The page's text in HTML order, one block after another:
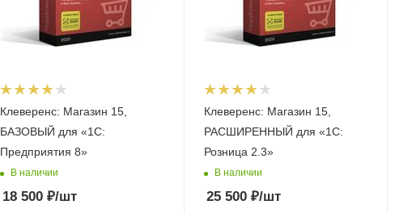
Клеверенс: Магазин 15,
БАЗОВЫЙ для «1С:
Предприятия 8»
В наличии
18 500 ₽/шт
Клеверенс: Магазин 15,
РАСШИРЕННЫЙ для «1С:
Розница 2.3»
В наличии
25 500₽/шт